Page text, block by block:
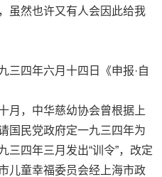
虽然也许又有人会因此给我
四年六月十四日《申报·自
，中华慈幼协会曾根据上
国民党政府定一九三四年为
三四年三月发出“训令”，改定
儿童幸福委员会经上海市政